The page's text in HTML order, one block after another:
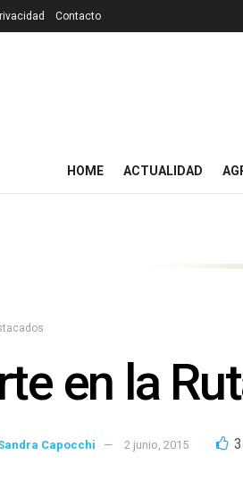
Contacto
HOME ACTUALIDAD
en la
Capocchi 2 junio, 2015